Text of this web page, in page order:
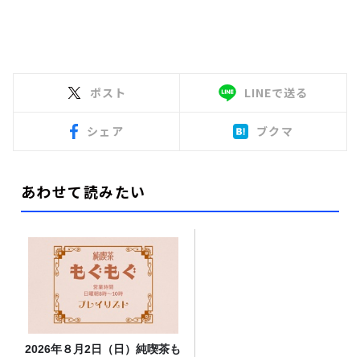
ポスト LINEで送る
シェア ブクマ
あわせて読みたい
2026年８月2日（日）純喫茶も